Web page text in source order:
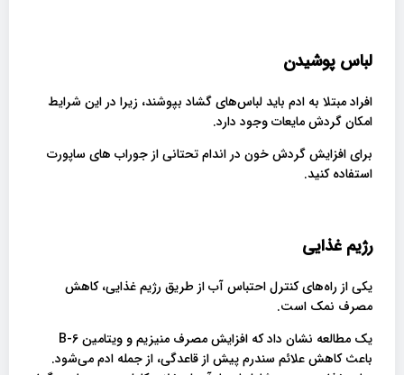
لباس پوشیدن
افراد مبتلا به ادم باید لباس‌های گشاد بپوشند، زیرا در این شرایط
امکان گردش مایعات وجود دارد.
برای افزایش گردش خون در اندام تحتانی از جوراب های ساپورت
استفاده کنید.
رژیم غذایی
یکی از راه‌های کنترل احتباس آب از طریق رژیم غذایی، کاهش
مصرف نمک است.
یک مطالعه نشان داد که افزایش مصرف منیزیم و ویتامین B-6
باعث کاهش علائم سندرم پیش از قاعدگی، از جمله ادم می‌شود.